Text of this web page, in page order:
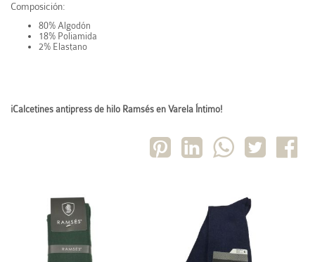
Composición:
80% Algodón
18% Poliamida
2% Elastano
¡Calcetines antipress de hilo Ramsés en Varela Íntimo!